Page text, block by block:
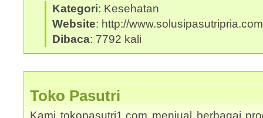
Kategori: Kesehatan
Website: http://www.solusipasutripria.com
Dibaca: 7792 kali
Toko Pasutri
Kami tokopasutri1.com menjual berbagai